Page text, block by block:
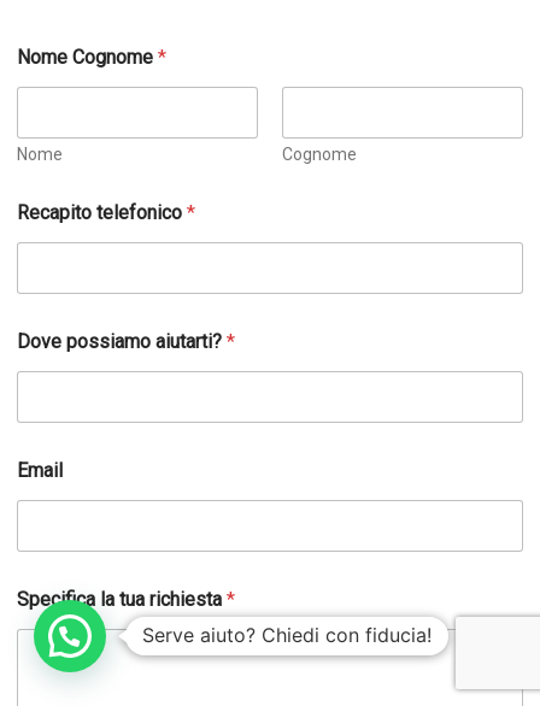
Nome Cognome*
Nome Cognome
Recapito telefonico*
p
e
i
i
c
a
o
e
Dove possiamo aiutarti?*
Email
Specifica la tua richiesta*
Serve aiuto? Chiedi con fiducia!